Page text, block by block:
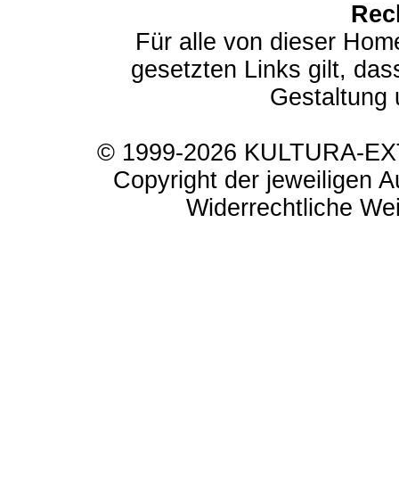
Für alle von dieser
gesetzten Links gilt,
Gestaltung
© 1999-2026 KULTURA-
Copyright der jeweiligen
Widerrechtliche